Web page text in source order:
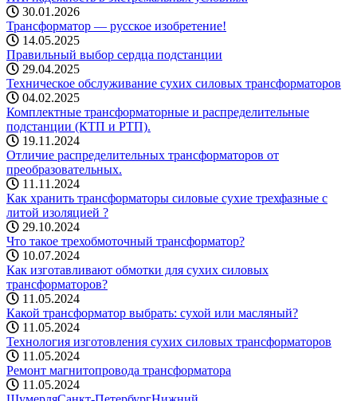
30.01.2026
Трансформатор — русское изобретение!
14.05.2025
Правильный выбор сердца подстанции
29.04.2025
Техническое обслуживание сухих силовых трансформаторов
04.02.2025
Комплектные трансформаторные и распределительные
подстанции (КТП и РТП).
19.11.2024
Отличие распределительных трансформаторов от
преобразовательных.
11.11.2024
Как хранить трансформаторы силовые сухие трехфазные с
литой изоляцией ?
29.10.2024
Что такое трехобмоточный трансформатор?
10.07.2024
Как изготавливают обмотки для сухих силовых
трансформаторов?
11.05.2024
Какой трансформатор выбрать: cухой или масляный?
11.05.2024
Технология изготовления сухих силовых трансформаторов
11.05.2024
Ремонт магнитопровода трансформатора
11.05.2024